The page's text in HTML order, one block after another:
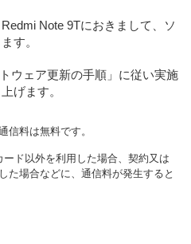
Note 9Tにおきまして、ソ
す。
ウェア更新の手順」 に従い実施
げます。
信料は無料です。
ド以外を利用した場合、契約又は
た場合などに、通信料が発生すると